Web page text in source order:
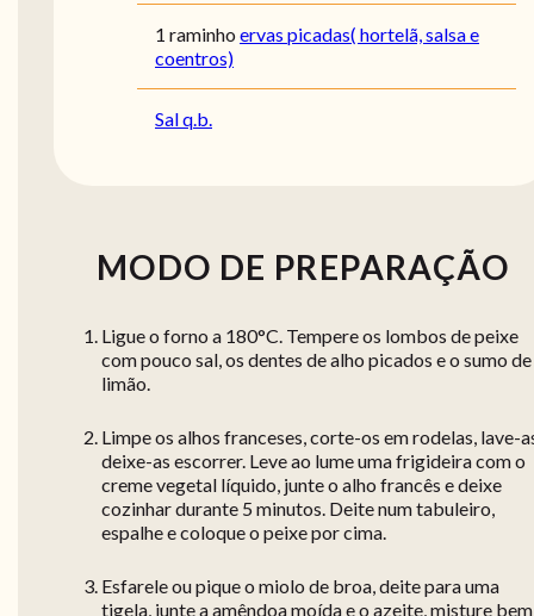
1 raminho ervas picadas( hortelã, salsa e
coentros)
Sal q.b.
MODO DE PREPARAÇÃO
Ligue o forno a 180°C. Tempere os lombos de peixe
com pouco sal, os dentes de alho picados e o sumo de
limão.
Limpe os alhos franceses, corte-os em rodelas, lave-
deixe-as escorrer. Leve ao lume uma frigideira com o
creme vegetal líquido, junte o alho francês e deixe
cozinhar durante 5 minutos. Deite num tabuleiro,
espalhe e coloque o peixe por cima.
Esfarele ou pique o miolo de broa, deite para uma
tigela, junte a amêndoa moída e o azeite, misture